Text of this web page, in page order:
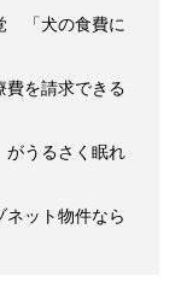
「犬の食費に
費を請求できる
がうるさく眠れ
ネット物件なら